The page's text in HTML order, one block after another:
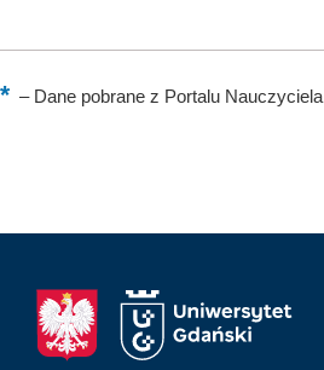
–Dane pobrane z Portalu Nauczyciela